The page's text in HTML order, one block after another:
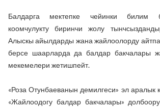
Балдарга мектепке чейинки билим
коомчулукту биринчи жолу
Алыскы айылдарды жана жайлоолорду
берсе шаарларда да балдар бакчалары
мекемелери жетишпейт.
«Роза Отунбаеванын демилгеси» эл аралык
«Жайлоодогу балдар бакчалары»